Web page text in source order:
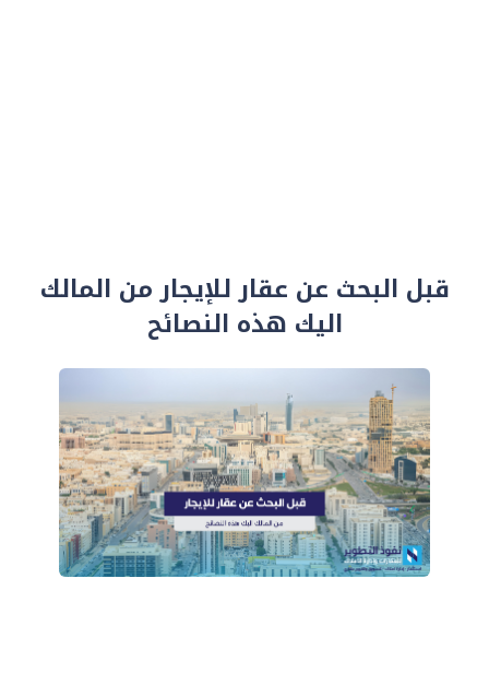
قبل البحث عن عقار للإيجار من المالك
اليك هذه النصائح